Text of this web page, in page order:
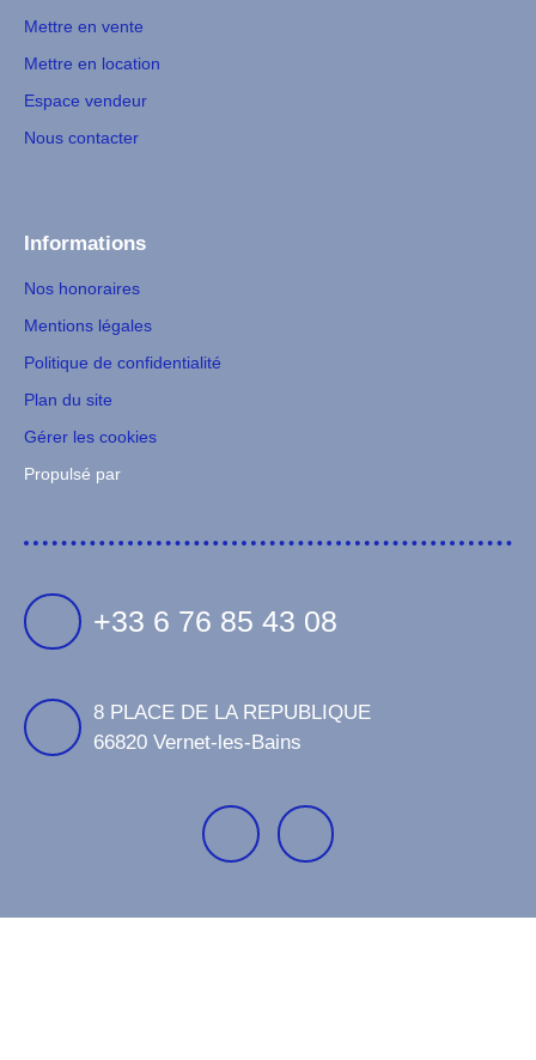
Mettre en vente
Mettre en location
Espace vendeur
Nous contacter
Informations
Nos honoraires
Mentions légales
Politique de confidentialité
Plan du site
Gérer les cookies
Propulsé par
+33 6 76 85 43 08
8 PLACE DE LA REPUBLIQUE
66820 Vernet-les-Bains